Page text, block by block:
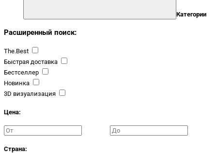
Категории
Расширенный поиск:
The.Best
Быстрая доставка
Бестселлер
Новинка
3D визуализация
Цена:
Страна: